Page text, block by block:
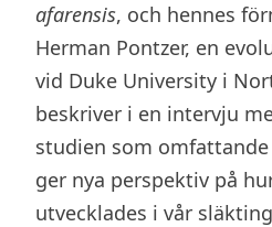
afarensis, och hennes
Herman Pontzer, en
vid Duke University i
beskriver i en intervju
studien som
ger nya perspektiv på
utvecklades i vår